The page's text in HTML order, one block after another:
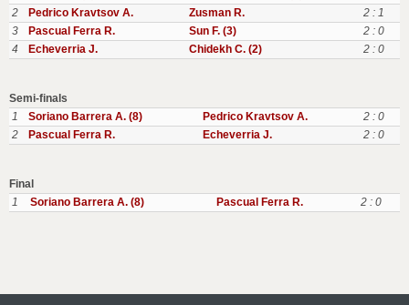
2
Pedrico Kravtsov A. Zusman R.
2 : 1
3
Pascual Ferra R. Sun F. (3)
2 : 0
4
Echeverria J. Chidekh C. (2) 2 : 0
Semi-finals
1
Soriano Barrera A. (8) Pedrico Kravtsov A.
2 : 0
2
Pascual Ferra R. Echeverria J. 2 : 0
Final
1
Soriano Barrera A. (8) Pascual Ferra R. 2 : 0